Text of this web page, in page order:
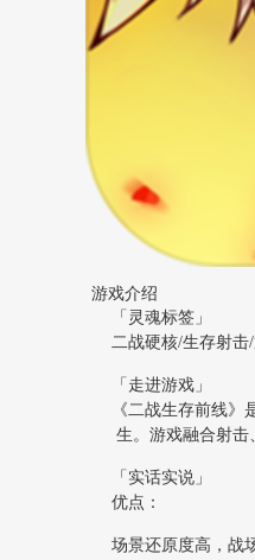
游戏介绍
「灵魂标签」
二战硬核/生存射击
「走进游戏」
《二战生存前线
生。游戏融合射击
「实话实说」
优点：
场景还原度高，战